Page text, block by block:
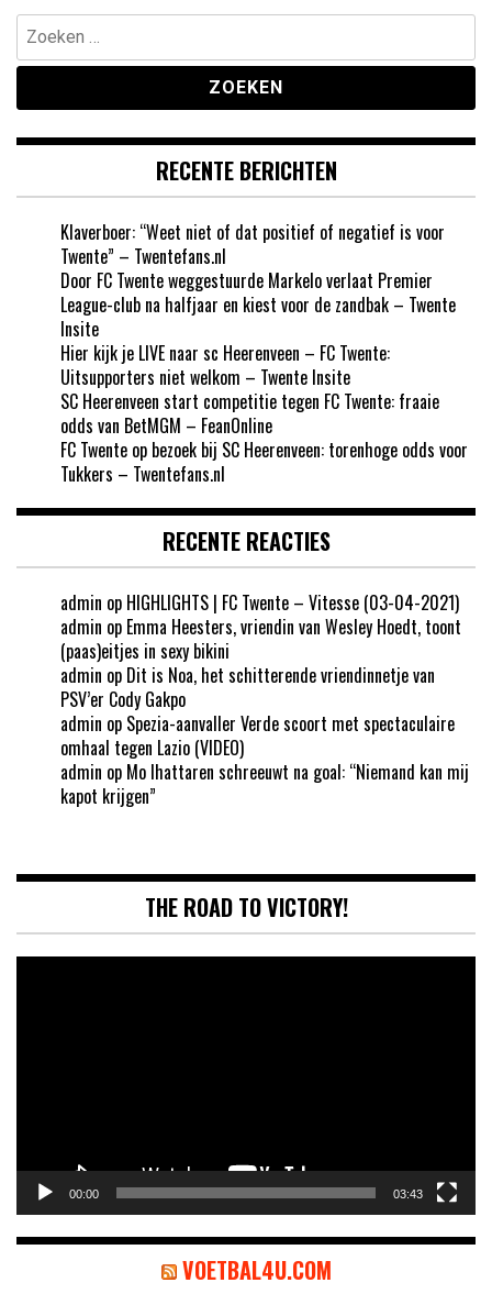
Zoeken
naar:
RECENTE BERICHTEN
Klaverboer: “Weet niet of dat positief of negatief is voor
Twente” – Twentefans.nl
Door FC Twente weggestuurde Markelo verlaat Premier
League-club na halfjaar en kiest voor de zandbak – Twente
Insite
Hier kijk je LIVE naar sc Heerenveen – FC Twente:
Uitsupporters niet welkom – Twente Insite
SC Heerenveen start competitie tegen FC Twente: fraaie
odds van BetMGM – FeanOnline
FC Twente op bezoek bij SC Heerenveen: torenhoge odds voor
Tukkers – Twentefans.nl
RECENTE REACTIES
admin op HIGHLIGHTS | FC Twente – Vitesse (03-04-2021)
admin op Emma Heesters, vriendin van Wesley Hoedt, toont
(paas)eitjes in sexy bikini
admin op Dit is Noa, het schitterende vriendinnetje van
PSV’er Cody Gakpo
admin op Spezia-aanvaller Verde scoort met spectaculaire
omhaal tegen Lazio (VIDEO)
admin op Mo Ihattaren schreeuwt na goal: “Niemand kan mij
kapot krijgen”
THE ROAD TO VICTORY!
00:00 03:43
VOETBAL4U.COM